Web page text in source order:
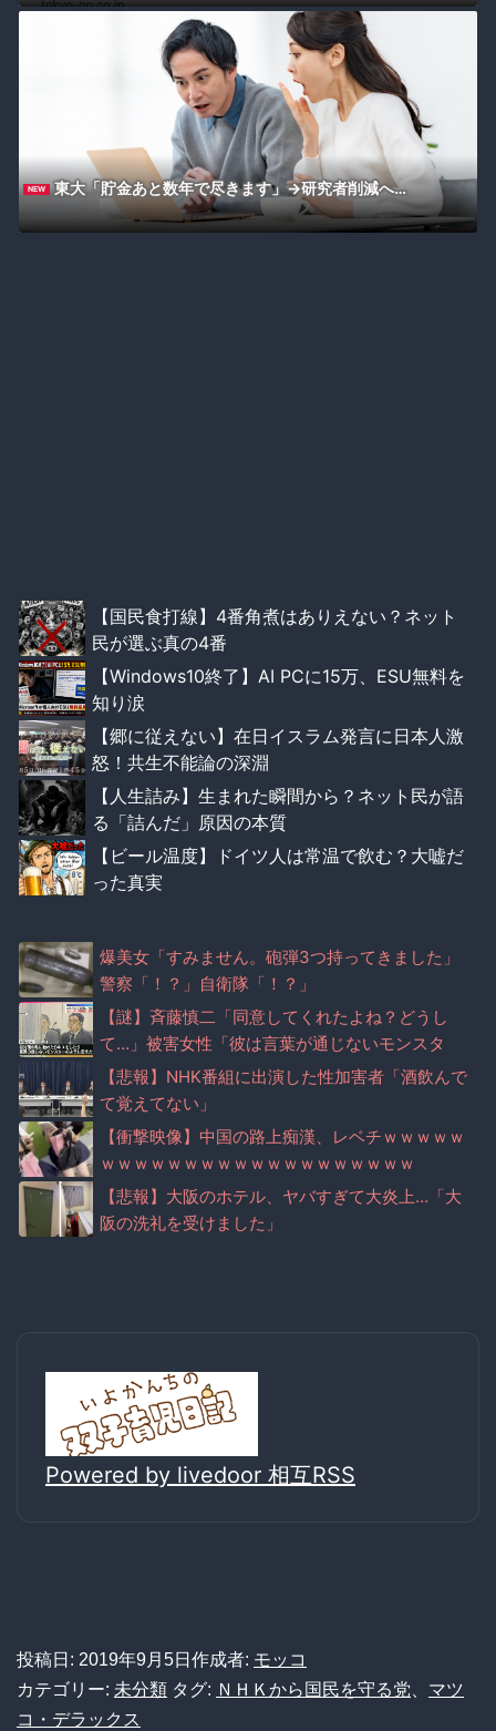
NEW 東大「貯金あと数年で尽きます」→研究者削減へ…
【国民食打線】4番角煮はありえない？ネット
民が選ぶ真の4番
【Windows10終了】AI PCに15万、ESU無料を
知り涙
【郷に従えない】在日イスラム発言に日本人激
怒！共生不能論の深淵
【人生詰み】生まれた瞬間から？ネット民が語
る「詰んだ」原因の本質
【ビール温度】ドイツ人は常温で飲む？大嘘だ
った真実
爆美女「すみません。砲弾3つ持ってきました」
警察「！？」自衛隊「！？」
【謎】斉藤慎二「同意してくれたよね？どうし
て…」被害女性「彼は言葉が通じないモンスタ
ー」
【悲報】NHK番組に出演した性加害者「酒飲んで
て覚えてない」
【衝撃映像】中国の路上痴漢、レベチｗｗｗｗｗ
ｗｗｗｗｗｗｗｗｗｗｗｗｗｗｗｗｗｗｗ
【悲報】大阪のホテル、ヤバすぎて大炎上…「大
阪の洗礼を受けました」
Powered by livedoor 相互RSS
投稿日: 2019年9月5日 作成者: モッコ
カテゴリー: 未分類 タグ: ＮＨＫから国民を守る党
マツ
コ・デラックス